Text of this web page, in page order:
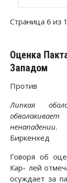
Страница 6 из
Оценка
Западом
Против
Липкая
ненападении.
Биркенхед
Говоря об
Кар- лей
осуждает за